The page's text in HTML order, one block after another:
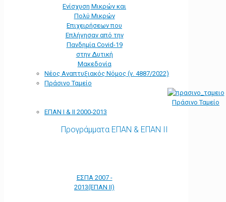
Ενίσχυση Μικρών και
Πολύ Μικρών
Επιχειρήσεων που
Επλήγησαν από την
Πανδημία Covid-19
στην Δυτική
Μακεδονία
Νέος Αναπτυξιακός Νόμος (ν. 4887/2022)
Πράσινο Ταμείο
Πράσινο Ταμείο
ΕΠΑΝ Ι & ΙΙ 2000-2013
Προγράμματα ΕΠΑΝ & ΕΠΑΝ ΙΙ
ΕΣΠΑ 2007 -
2013(ΕΠΑΝ ΙΙ)